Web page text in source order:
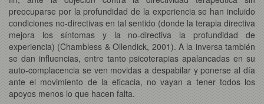
preocuparse por la profundidad de la experiencia se han incluido
condiciones no-directivas en tal sentido (donde la terapia directiva
mejora los síntomas y la no-directiva la profundidad de
experiencia) (Chambless & Ollendick, 2001). A la inversa también
se dan influencias, entre tanto psicoterapias apalancadas en su
auto-complacencia se ven movidas a despabilar y ponerse al día
ante el movimiento de la eficacia, no vayan a tener todos los
apoyos menos lo que hacen falta.